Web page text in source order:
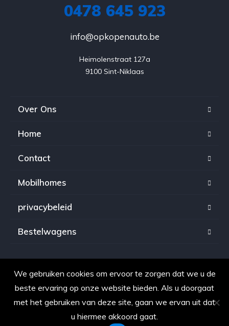
0478 645 923
info@opkopenauto.be
Heimolenstraat 127a
9100 Sint-Niklaas
Over Ons
Home
Contact
Mobilhomes
privacybeleid
Bestelwagens
Copyright © 2021. Alle rechten voorbehouden voor
OpkopenAuto.be
We gebruiken cookies om ervoor te zorgen dat we u de
beste ervaring op onze website bieden. Als u doorgaat
met het gebruiken van deze site, gaan we ervan uit dat
u hiermee akkoord gaat.